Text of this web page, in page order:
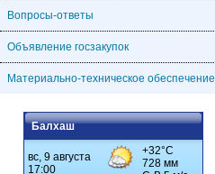
Вопросы-ответы
Объявление госзакупок
Материально-техническое обеспечение
Балхаш